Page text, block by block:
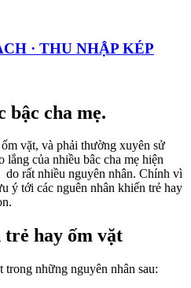
· THU NHẬP KÉP
bậc cha mẹ.
vặt, và phải thường xuyên sử
của nhiều bâc cha mẹ hiện
rất nhiều nguyên nhân. Chính vì
ý tới các nguên nhân khiến trẻ hay
trẻ hay ốm vặt
những nguyên nhân sau: